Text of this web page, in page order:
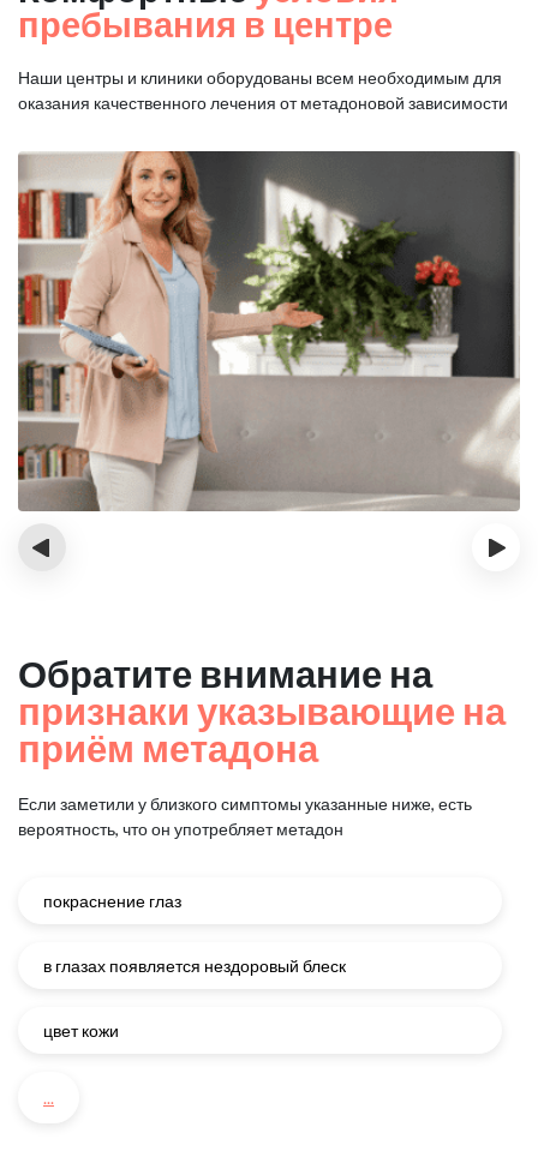
пребывания в центре
Наши центры и клиники оборудованы всем необходимым для
оказания качественного лечения от метадоновой зависимости
‹ ›
Обратите внимание на
признаки указывающие на
приём метадона
Если заметили у близкого симптомы указанные ниже, есть
вероятность, что он употребляет метадон
покраснение глаз
в глазах появляется нездоровый блеск
цвет кожи
...